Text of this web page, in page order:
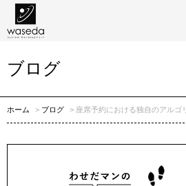
ブログ
ホーム ブログ 座席予約における独自のアルゴ